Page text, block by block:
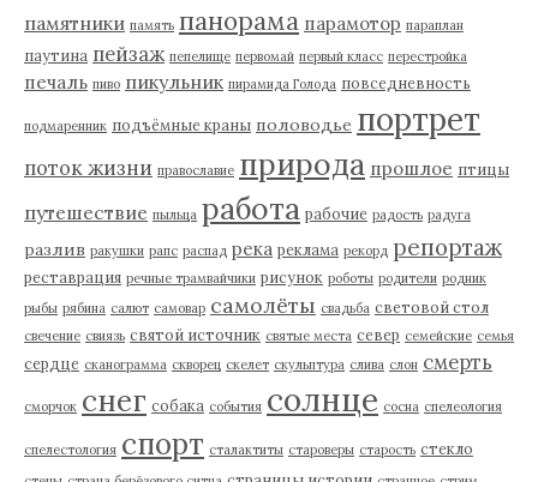
памятники память панорама парамотор параплан
паутина пейзаж пепелище первомай первый класс перестройка
печаль пиво пикульник пирамида Голода повседневность
подмаренник подъёмные краны половодье портрет
поток жизни православие природа прошлое птицы
путешествие пыльца работа рабочие радость радуга
разлив ракушки рапс распад река реклама рекорд репортаж
реставрация речные трамвайчики рисунок роботы родители родник
рыбы рябина салют самовар самолёты свадьба световой стол
свечение свиязь святой источник святые места север семейские семья
сердце сканограмма скворец скелет скульптура слива слон смерть
сморчок снег собака события солнце сосна спелеология
спелестология спорт сталактиты староверы старость стекло